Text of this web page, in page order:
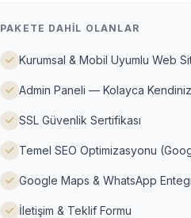
PAKETE DAHIL OLANLAR
Kurumsal & Mobil Uyumlu Web
Admin Paneli — Kolayca
SSL Güvenlik Sertifikası
Temel SEO Optimizasyonu
Google Maps & WhatsApp
İletişim & Teklif Formu